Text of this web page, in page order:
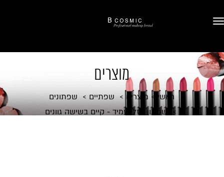
מוצרים
ראשי מוצרים שפתיים
שפתונים
שפתון נוזלי עמיד - קיים בשישה גוונים